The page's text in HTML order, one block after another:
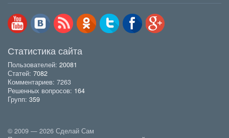
Статистика сайта
Пользователей: 20081
Статей: 7082
Комментариев: 7263
Решенных вопросов: 164
Групп: 359
© 2009 — 2026 Сделай Сам